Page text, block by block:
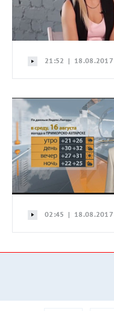
21:52 | 18.08.2017
02:45 | 18.08.2017